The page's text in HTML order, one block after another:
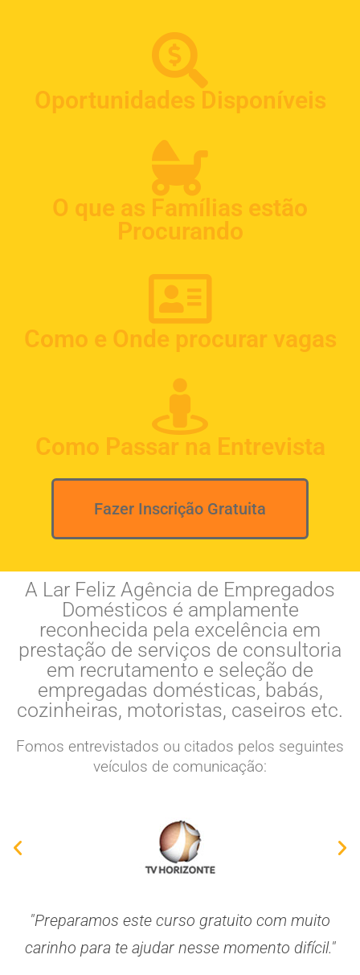
Oportunidades Disponíveis
O que as Famílias estão
Procurando
Como e Onde procurar vagas
Como Passar na Entrevista
Fazer Inscrição Gratuita
A Lar Feliz Agência de Empregados
Domésticos é amplamente
reconhecida pela excelência em
prestação de serviços de consultoria
em recrutamento e seleção de
empregadas domésticas, babás,
cozinheiras, motoristas, caseiros etc.
Fomos entrevistados ou citados pelos seguintes
veículos de comunicação:
"Preparamos este curso gratuito com muito
carinho para te ajudar nesse momento difícil."